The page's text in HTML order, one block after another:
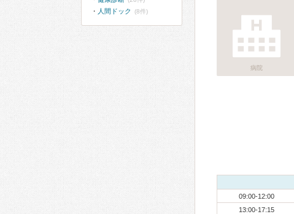
病院
09:00-12:00
13:00-17:15
人間ドック (8件)